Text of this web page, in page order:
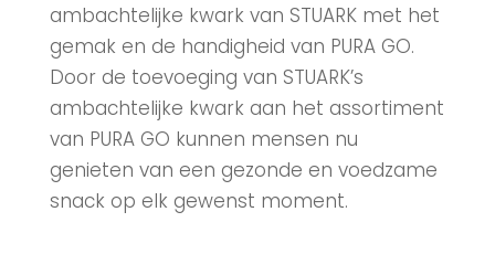
ambachtelijke kwark van STUARK met het
gemak en de handigheid van PURA GO.
Door de toevoeging van STUARK’s
ambachtelijke kwark aan het assortiment
van PURA GO kunnen mensen nu
genieten van een gezonde en voedzame
snack op elk gewenst moment.